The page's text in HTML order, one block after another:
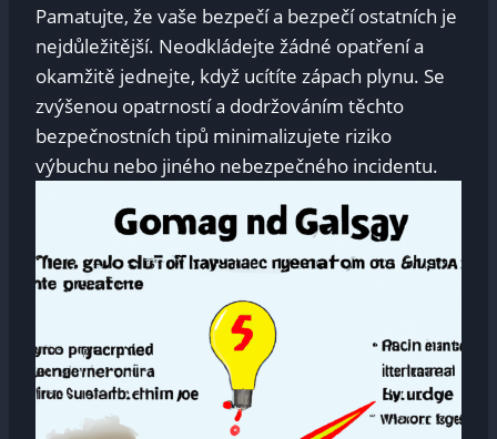
Pamatujte, že vaše bezpečí a bezpečí ostatních je
nejdůležitější. Neodkládejte žádné opatření a
okamžitě jednejte, když ucítíte zápach plynu. Se
zvýšenou opatrností a dodržováním těchto
bezpečnostních tipů minimalizujete riziko
výbuchu nebo jiného nebezpečného incidentu.